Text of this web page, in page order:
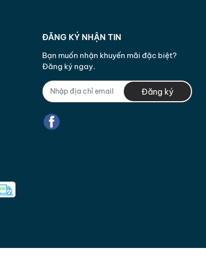
ĐĂNG KÝ NHẬN TIN
Bạn muốn nhận khuyến mãi đặc biệt?
Đăng ký ngay.
Đăng ký